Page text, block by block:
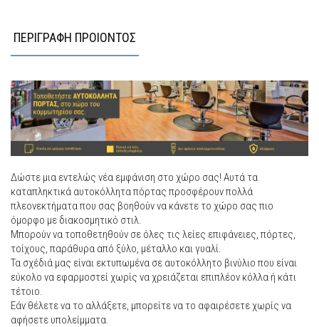
ΠΕΡΙΓΡΑΦΗ ΠΡΟΙΟΝΤΟΣ
Δώστε μια εντελώς νέα εμφάνιση στο χώρο σας! Αυτά τα
καταπληκτικά αυτοκόλλητα πόρτας προσφέρουν πολλά
πλεονεκτήματα που σας βοηθούν να κάνετε το χώρο σας πιο
όμορφο με διακοσμητικό στιλ.
Μπορούν να τοποθετηθούν σε όλες τις λείες επιφάνειες, πόρτες,
τοίχους, παράθυρα από ξύλο, μέταλλο και γυαλί.
Τα σχέδιά μας είναι εκτυπωμένα σε αυτοκόλλητο βινύλιο που είναι
εύκολο να εφαρμοστεί χωρίς να χρειάζεται επιπλέον κόλλα ή κάτι
τέτοιο.
Εάν θέλετε να το αλλάξετε, μπορείτε να το αφαιρέσετε χωρίς να
αφήσετε υπολείμματα.